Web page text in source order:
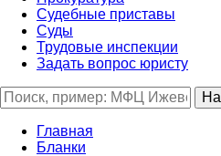
Судебные приставы
Суды
Трудовые инспекции
Задать вопрос юристу
Главная
Бланки